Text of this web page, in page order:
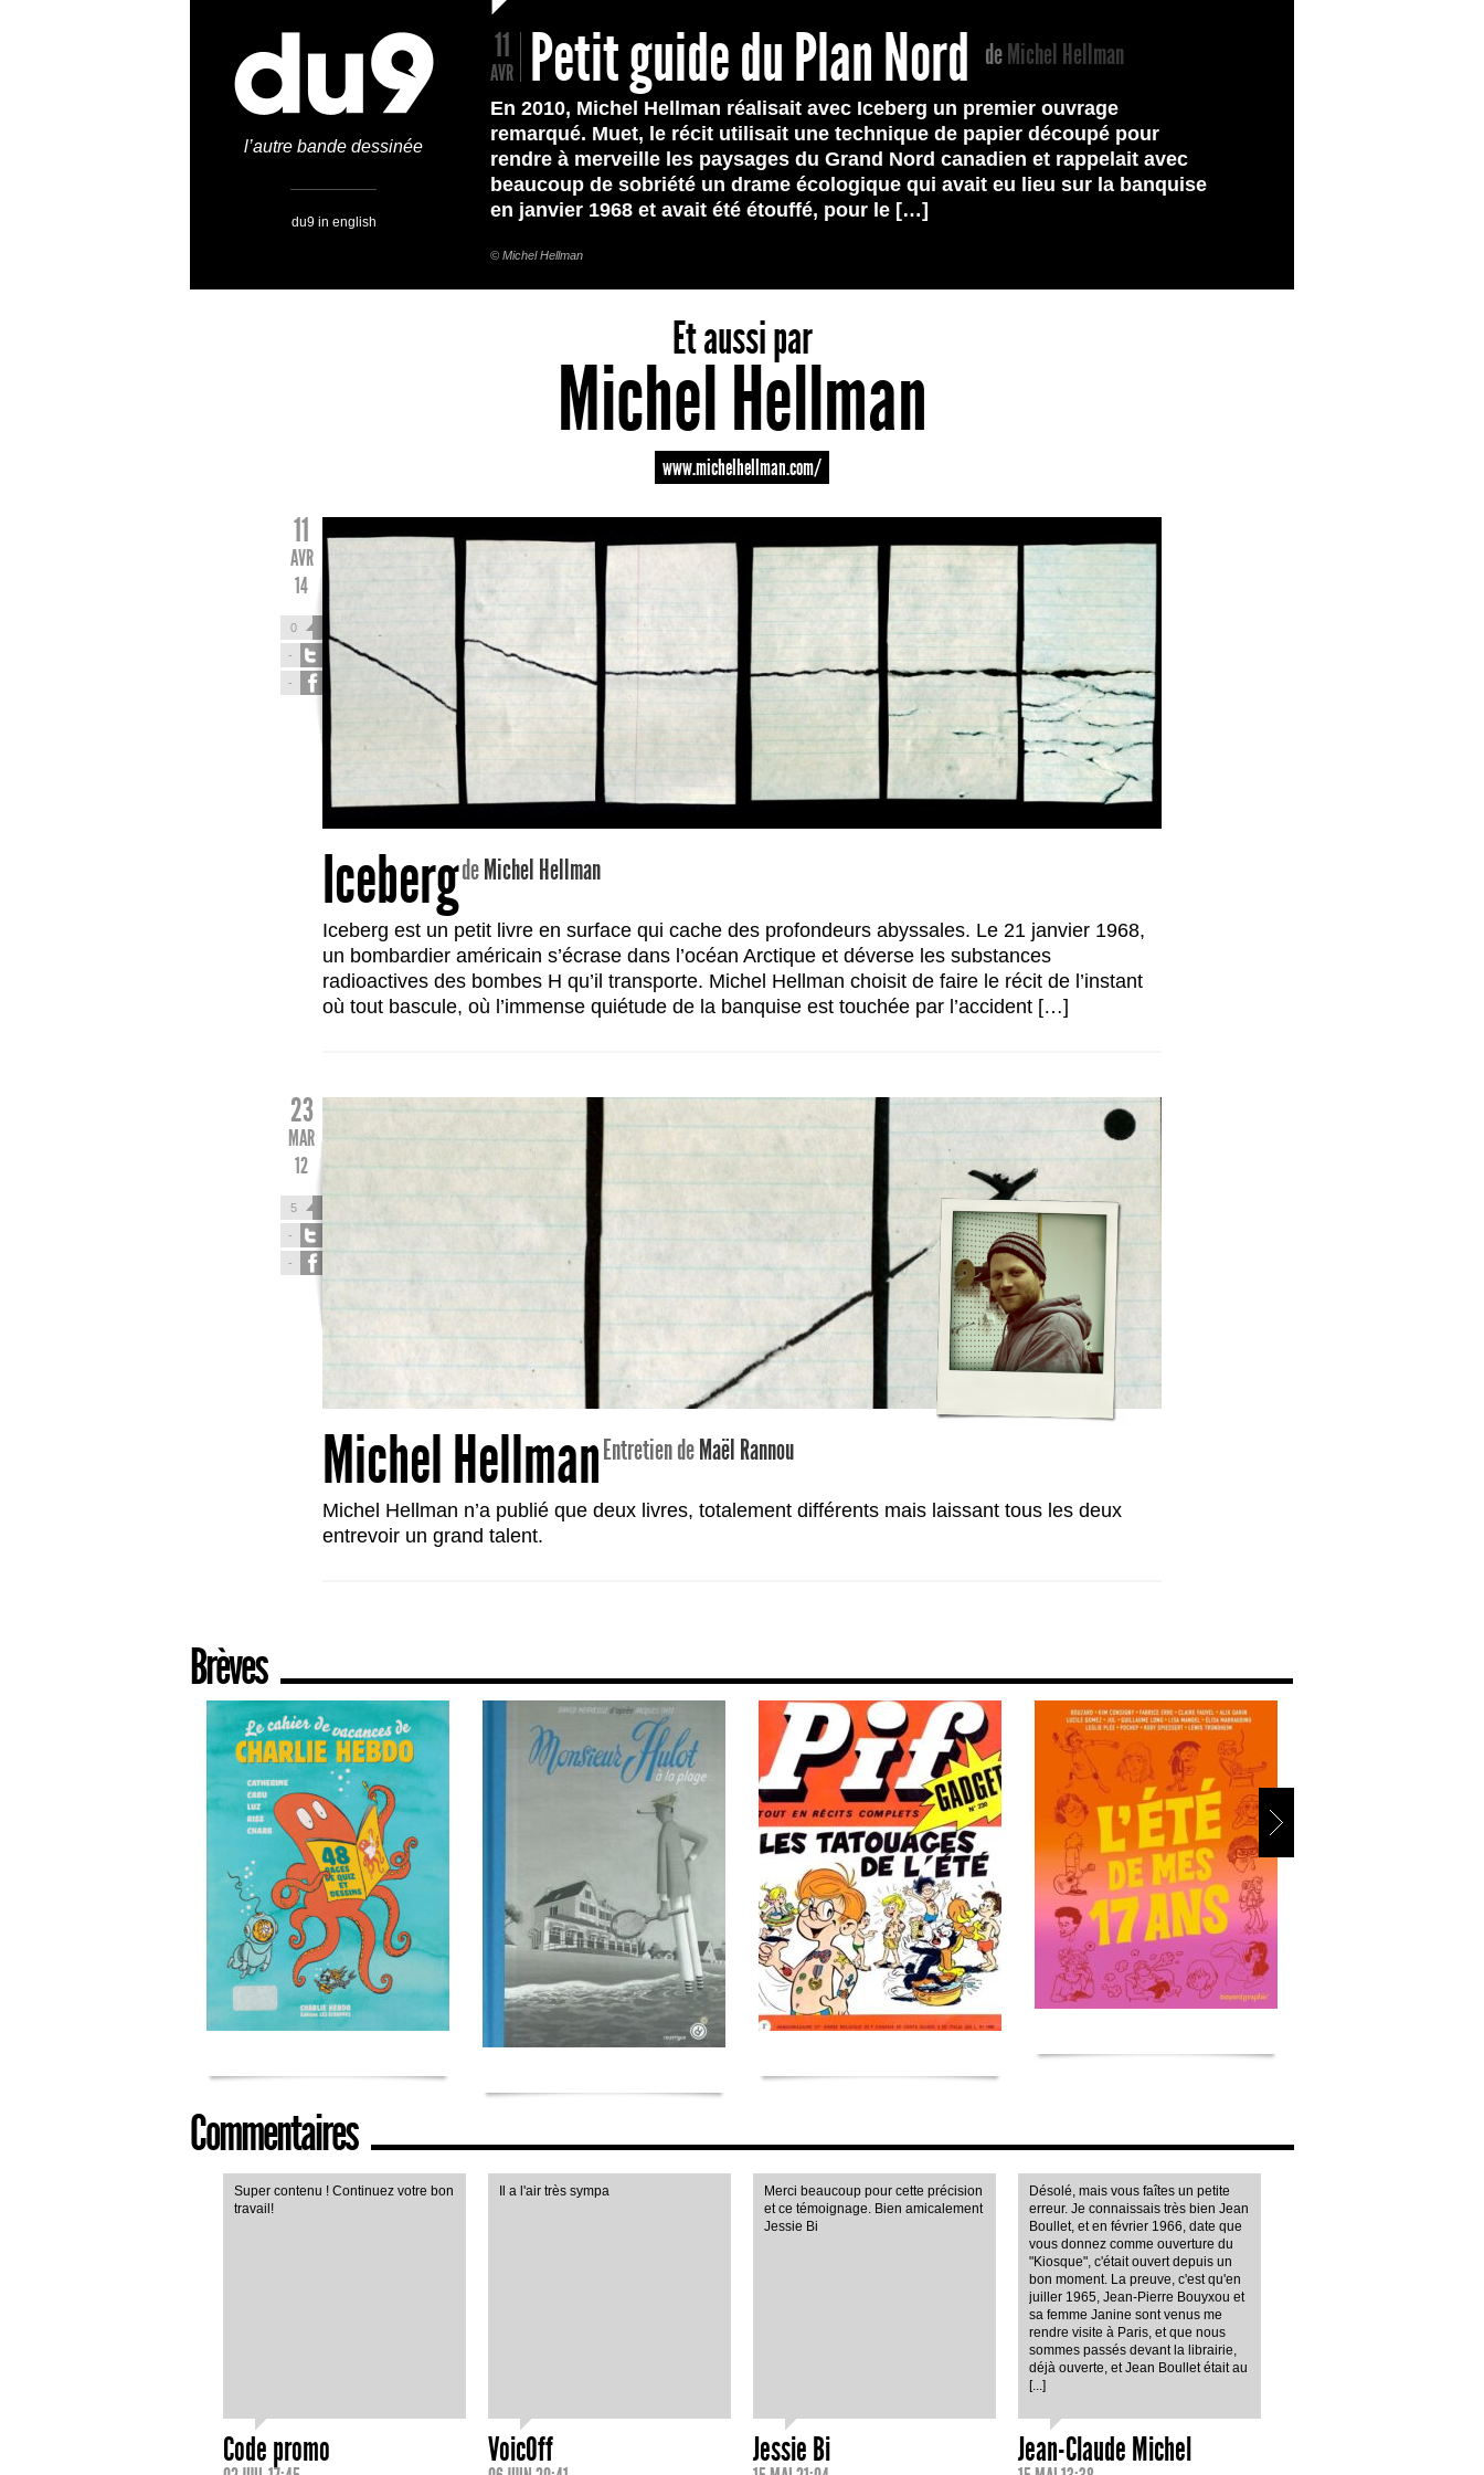
l’autre bande dessinée
du9 in english
11
AVR Petit guide du Plan Nord de Michel Hellman
En 2010, Michel Hellman réalisait avec Iceberg un premier ouvrage
remarqué. Muet, le récit utilisait une technique de papier découpé pour
rendre à merveille les paysages du Grand Nord canadien et rappelait avec
beaucoup de sobriété un drame écologique qui avait eu lieu sur la banquise
en janvier 1968 et avait été étouffé, pour le […]
© Michel Hellman
Et aussi par
Michel Hellman
www.michelhellman.com/
11
AVR
14
0
-
-
Icebergde Michel Hellman
Iceberg est un petit livre en surface qui cache des profondeurs abyssales. Le 21 janvier 1968,
un bombardier américain s’écrase dans l’océan Arctique et déverse les substances
radioactives des bombes H qu’il transporte. Michel Hellman choisit de faire le récit de l’instant
où tout bascule, où l’immense quiétude de la banquise est touchée par l’accident […]
23
MAR
12
5
-
-
Michel Hellman Entretien de Maël Rannou
Michel Hellman n’a publié que deux livres, totalement différents mais laissant tous les deux
entrevoir un grand talent.
Brèves
Commentaires
Super contenu ! Continuez votre bon
travail!
Code promo
Il a l'air très sympa
VoicOff
Merci beaucoup pour cette précision
et ce témoignage. Bien amicalement
Jessie Bi
Jessie Bi
Désolé, mais vous faîtes un petite
erreur. Je connaissais très bien Jean
Boullet, et en février 1966, date que
vous donnez comme ouverture du
"Kiosque", c'était ouvert depuis un
bon moment. La preuve, c'est qu'en
juiller 1965, Jean-Pierre Bouyxou et
sa femme Janine sont venus me
rendre visite à Paris, et que nous
sommes passés devant la librairie,
déjà ouverte, et Jean Boullet était au
[...]
Jean-Claude Michel